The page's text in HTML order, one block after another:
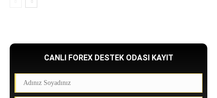
CANLI FOREX DESTEK ODASI KAYIT